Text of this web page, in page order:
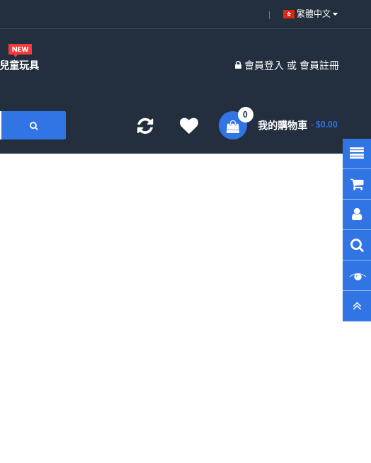
繁體中文
兒童玩具 會員登入 或 會員註冊
我的購物車
0
- $0.00